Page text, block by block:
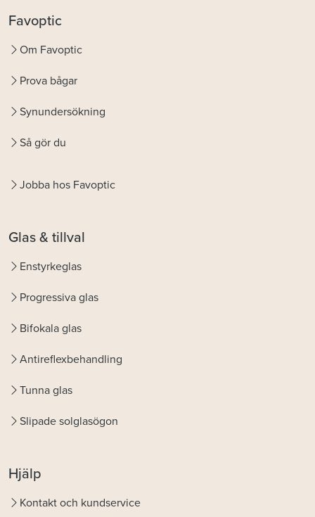
Favoptic
Om Favoptic
Prova bågar
Synundersökning
Så gör du
Jobba hos Favoptic
Glas & tillval
Enstyrkeglas
Progressiva glas
Bifokala glas
Antireflexbehandling
Tunna glas
Slipade solglasögon
Hjälp
Kontakt och kundservice